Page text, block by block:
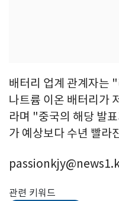
배터리 업계 관계자는
나트륨 이온 배터리가
라며 "중국의 해당 발
가 예상보다 수년 빨라
관련 키워드